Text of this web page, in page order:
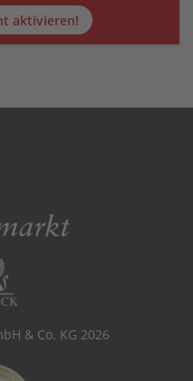
aktivieren!
& Co. KG 2026